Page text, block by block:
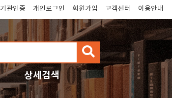
기관인증 개인로그인 회원가입 고객센터 이용안내
검
색
상세검색